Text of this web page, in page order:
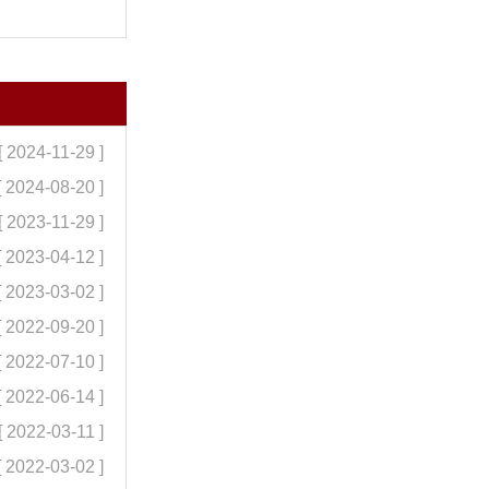
2024-11-29 ]
2024-08-20 ]
2023-11-29 ]
2023-04-12 ]
2023-03-02 ]
2022-09-20 ]
2022-07-10 ]
2022-06-14 ]
2022-03-11 ]
2022-03-02 ]